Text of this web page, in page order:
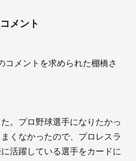
メント
コメントを求められた棚橋さ
。プロ野球選手になりたかっ
くなかったので、プロレスラ
活躍している選手をカードに